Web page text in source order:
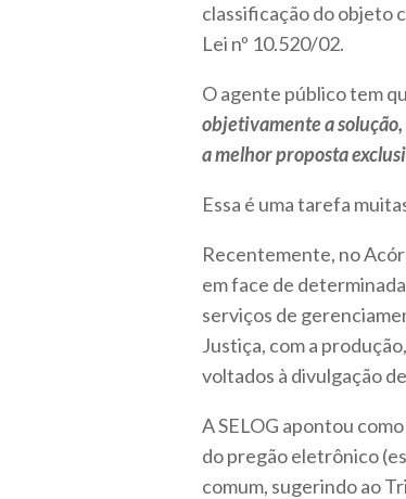
classificação do objeto
Lei nº 10.520/02.
O agente público tem
objetivamente a
a melhor proposta
Essa é uma tarefa
Recentemente, no
em face de
serviços de
Justiça, com a
voltados à divulgação
A SELOG apontou
do pregão eletrônico
comum, sugerindo ao